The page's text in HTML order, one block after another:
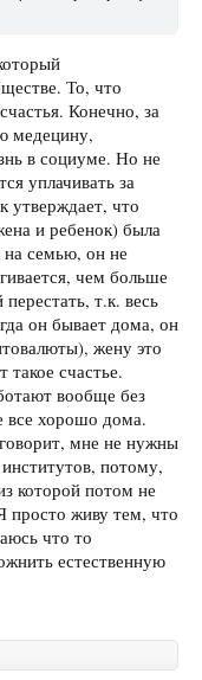
То, что
Конечно, за
медецину,
в социуме. Но не
уплачивать за
утверждает, что
и ребенок) была
на семью, он не
чем больше
т.к. весь
он бывает дома, он
жену это
такое счастье.
вообще без
все хорошо дома.
мне не нужны
потому,
которой потом не
просто живу тем, что
что то
естественную